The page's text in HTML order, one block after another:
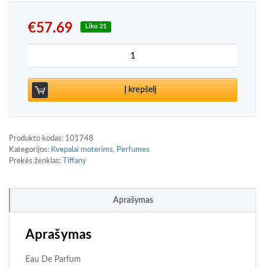
€57.69 Liko 21
produkto kiekis: Tiffany Tiffany & Love for Her
Į krepšelį
Produkto kodas: 101748
Kategorijos: Kvepalai moterims, Perfumes
Prekės ženklas:
Tiffany
Aprašymas
Aprašymas
Eau De Parfum